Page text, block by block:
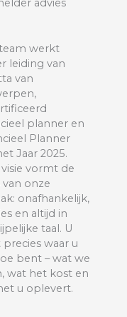
advies
werkt
leiding van
van
planner en
Planner
Jaar 2025.
visie vormt de
van onze
onafhankelijk,
en altijd in
taal. U
waar u
bent – wat we
wat het kost en
u oplevert.